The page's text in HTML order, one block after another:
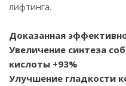
лифтинга.
Доказанная
Увеличение синтеза
кислоты +93%
Улучшение гладкости